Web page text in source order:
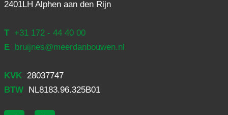
2401LH Alphen aan den Rijn
T
+31 172 - 44 40 00
E
bruijnes@meerdanbouwen.nl
KVK
28037747
BTW
NL8183.96.325B01